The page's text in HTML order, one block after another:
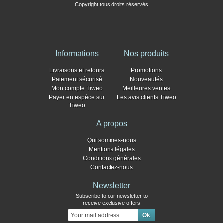
Copyright tous droits réservés
Informations
Livraisons et retours
Paiement sécurisé
Mon compte Tiweo
Payer en espèce sur
Tiweo
Nos produits
Promotions
Nouveautés
Meilleures ventes
Les avis clients Tiweo
A propos
Qui sommes-nous
Mentions légales
Conditions générales
Contactez-nous
Newsletter
Subscribe to our newsletter to
receive exclusive offers